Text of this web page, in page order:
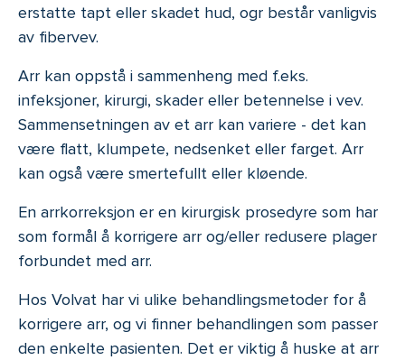
erstatte tapt eller skadet hud, ogr består vanligvis
av fibervev.
Arr kan oppstå i sammenheng med f.eks.
infeksjoner, kirurgi, skader eller betennelse i vev.
Sammensetningen av et arr kan variere - det kan
være flatt, klumpete, nedsenket eller farget. Arr
kan også være smertefullt eller kløende.
En arrkorreksjon er en kirurgisk prosedyre som har
som formål å korrigere arr og/eller redusere plager
forbundet med arr.
Hos Volvat har vi ulike behandlingsmetoder for å
korrigere arr, og vi finner behandlingen som passer
den enkelte pasienten. Det er viktig å huske at arr